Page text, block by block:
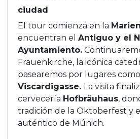
ciudad
El tour comienza en la
encuentran el Antiguo y el
Ayuntamiento.
Frauenkirche, la icónica
pasearemos por lugares como
Viscardigasse. La visita
cervecería Hofbräuhaus,
tradición de la Oktoberfest y
auténtico de Múnich.